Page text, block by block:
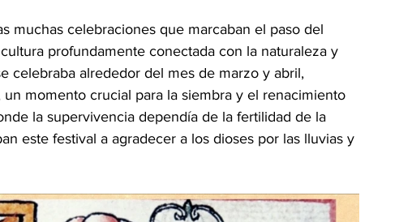
muchas celebraciones que marcaban el paso del
profundamente conectada con la naturaleza y
celebraba alrededor del mes de marzo y abril,
momento crucial para la siembra y el renacimiento
la supervivencia dependía de la fertilidad de la
este festival a agradecer a los dioses por las lluvias y